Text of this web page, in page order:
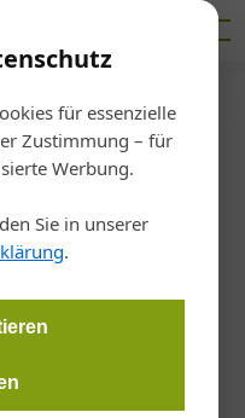
für essenzielle
Zustimmung – für
Werbung.
Sie in unserer
.
05.03.2019, 12:30 Uhr
für Schiffe sorgt am
Gruppe beteiligt.